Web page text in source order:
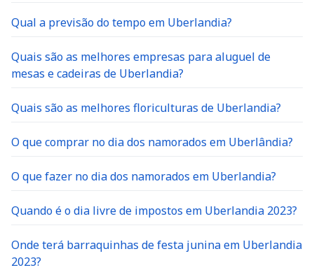
Qual a previsão do tempo em Uberlandia?
Quais são as melhores empresas para aluguel de
mesas e cadeiras de Uberlandia?
Quais são as melhores floriculturas de Uberlandia?
O que comprar no dia dos namorados em Uberlândia?
O que fazer no dia dos namorados em Uberlandia?
Quando é o dia livre de impostos em Uberlandia 2023?
Onde terá barraquinhas de festa junina em Uberlandia
2023?